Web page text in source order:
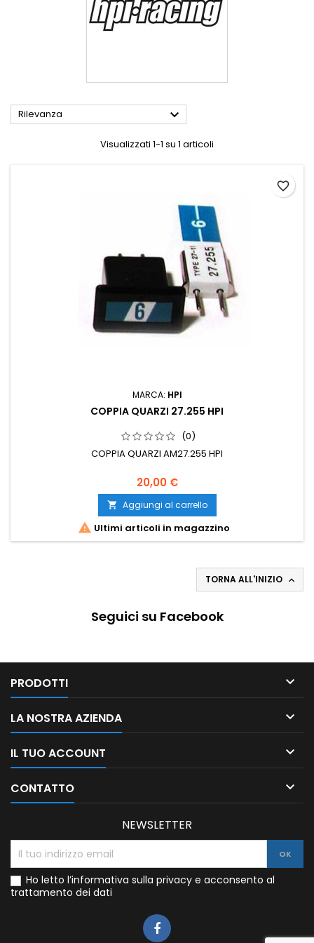
Rilevanza 
Visualizzati 1-1 su 1 articoli
MARCA: HPI
COPPIA QUARZI 27.255 HPI
(0)
COPPIA QUARZI AM27.255 HPI
20,00 €
 Aggiungi al carrello
 Ultimi articoli in magazzino
favorite_border
TORNA ALL'INIZIO 
Seguici su Facebook
PRODOTTI 
LA NOSTRA AZIENDA 
IL TUO ACCOUNT 
CONTATTO 
NEWSLETTER
Ho letto l’informativa sulla privacy e acconsento al
trattamento dei dati